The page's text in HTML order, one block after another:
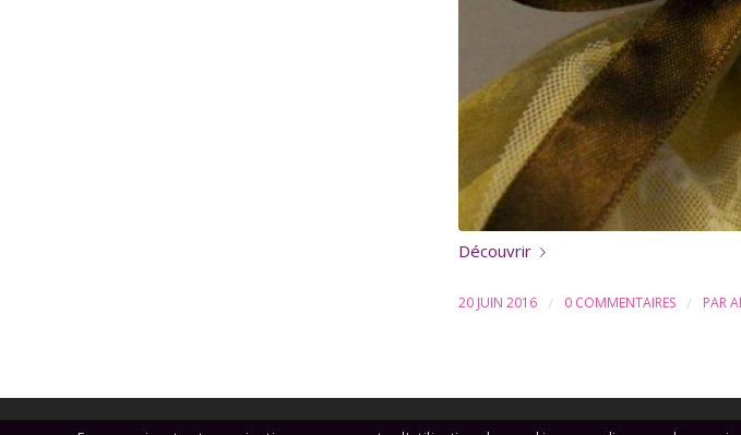
Découvrir
20 JUIN 2016 / 0 COMMENTAIRES / PAR